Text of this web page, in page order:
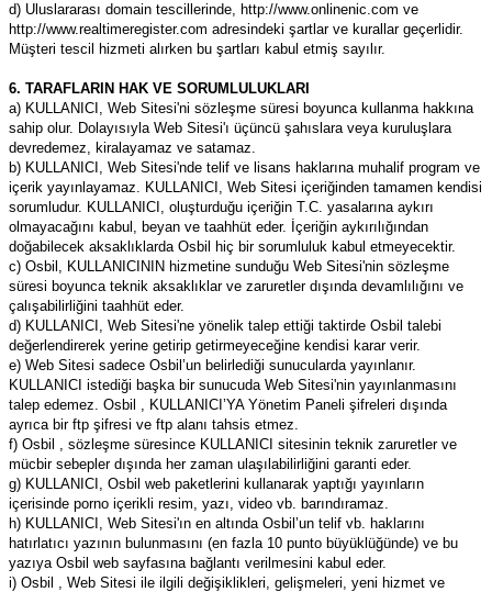
d) Uluslararası domain tescillerinde, http://www.onlinenic.com ve
http://www.realtimeregister.com adresindeki şartlar ve kurallar geçerlidir.
Müşteri tescil hizmeti alırken bu şartları kabul etmiş sayılır.
6. TARAFLARIN HAK VE SORUMLULUKLARI
a) KULLANICI, Web Sitesi'ni sözleşme süresi boyunca kullanma hakkına
sahip olur. Dolayısıyla Web Sitesi'ı üçüncü şahıslara veya kuruluşlara
devredemez, kiralayamaz ve satamaz.
b) KULLANICI, Web Sitesi'nde telif ve lisans haklarına muhalif program ve
içerik yayınlayamaz. KULLANICI, Web Sitesi içeriğinden tamamen kendisi
sorumludur. KULLANICI, oluşturduğu içeriğin T.C. yasalarına aykırı
olmayacağını kabul, beyan ve taahhüt eder. İçeriğin aykırılığından
doğabilecek aksaklıklarda Osbil hiç bir sorumluluk kabul etmeyecektir.
c) Osbil, KULLANICININ hizmetine sunduğu Web Sitesi'nin sözleşme
süresi boyunca teknik aksaklıklar ve zaruretler dışında devamlılığını ve
çalışabilirliğini taahhüt eder.
d) KULLANICI, Web Sitesi'ne yönelik talep ettiği taktirde Osbil talebi
değerlendirerek yerine getirip getirmeyeceğine kendisi karar verir.
e) Web Sitesi sadece Osbil’un belirlediği sunucularda yayınlanır.
KULLANICI istediği başka bir sunucuda Web Sitesi'nin yayınlanmasını
talep edemez. Osbil , KULLANICI’YA Yönetim Paneli şifreleri dışında
ayrıca bir ftp şifresi ve ftp alanı tahsis etmez.
f) Osbil , sözleşme süresince KULLANICI sitesinin teknik zaruretler ve
mücbir sebepler dışında her zaman ulaşılabilirliğini garanti eder.
g) KULLANICI, Osbil web paketlerini kullanarak yaptığı yayınların
içerisinde porno içerikli resim, yazı, video vb. barındıramaz.
h) KULLANICI, Web Sitesi'ın en altında Osbil’un telif vb. haklarını
hatırlatıcı yazının bulunmasını (en fazla 10 punto büyüklüğünde) ve bu
yazıya Osbil web sayfasına bağlantı verilmesini kabul eder.
i) Osbil , Web Sitesi ile ilgili değişiklikleri, gelişmeleri, yeni hizmet ve